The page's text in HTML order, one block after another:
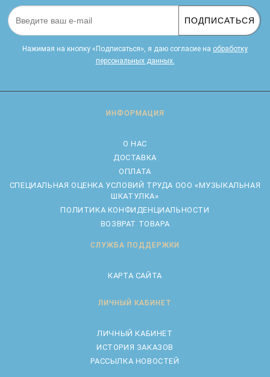
ПОДПИСАТЬСЯ
Нажимая на кнопку «Подписаться», я даю cогласие на обработку
персональных данных.
ИНФОРМАЦИЯ
О НАС
ДОСТАВКА
ОПЛАТА
CПЕЦИАЛЬНАЯ ОЦЕНКА УСЛОВИЙ ТРУДА ООО «МУЗЫКАЛЬНАЯ
ШКАТУЛКА»
ПОЛИТИКА КОНФИДЕНЦИАЛЬНОСТИ
ВОЗВРАТ ТОВАРА
СЛУЖБА ПОДДЕРЖКИ
КАРТА САЙТА
ЛИЧНЫЙ КАБИНЕТ
ЛИЧНЫЙ КАБИНЕТ
ИСТОРИЯ ЗАКАЗОВ
РАССЫЛКА НОВОСТЕЙ